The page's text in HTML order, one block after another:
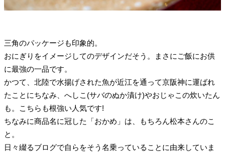
三角のパッケージも印象的。
おにぎりをイメージしてのデザインだそう。まさにご飯にお供
に最強の一品です。
かつて、北陸で水揚げされた魚が近江を通って京阪神に運ばれ
たことにちなみ、へしこ(サバのぬか漬け)やおじゃこの炊いたん
も。こちらも根強い人気です!
ちなみに商品名に冠した「おかめ」は、もちろん松本さんのこ
と。
日々綴るブログで自らをそう名乗っていることに由来していま